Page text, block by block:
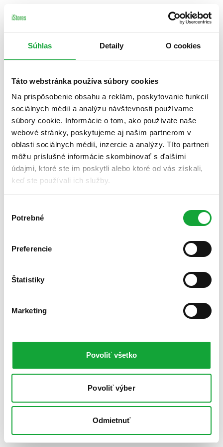
Súhlas Detaily O cookies
Táto webstránka používa súbory cookies
Na prispôsobenie obsahu a reklám, poskytovanie funkcií
sociálnych médií a analýzu návštevnosti používame
súbory cookie. Informácie o tom, ako používate naše
webové stránky, poskytujeme aj našim partnerom v
oblasti sociálnych médií, inzercie a analýzy. Títo partneri
môžu príslušné informácie skombinovať s ďalšími
údajmi, ktoré ste im poskytli alebo ktoré od vás získali,
keď ste používali ich služby.
súhlasu
Potrebné
Preferencie
Štatistiky
Marketing
Povoliť všetko
Povoliť výber
Odmietnuť